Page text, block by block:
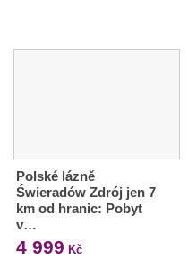
Polské lázně
Świeradów Zdrój jen 7
km od hranic: Pobyt
v…
4 999 Kč